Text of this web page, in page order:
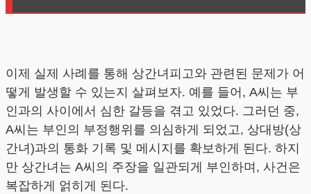
이제 실제 사례를 통해 상간녀피고와 관련된 문제가 어
떻게 발생할 수 있는지 살펴보자. 예를 들어, A씨는 부
인과의 사이에서 심한 갈등을 겪고 있었다. 그러던 중,
A씨는 부인의 부정행위를 의심하게 되었고, 상대방(상
간녀)과의 통화 기록 및 메시지를 확보하게 된다. 하지
만 상간녀는 A씨의 주장을 일관되게 부인하며, 사건은
복잡하게 얽히게 된다.